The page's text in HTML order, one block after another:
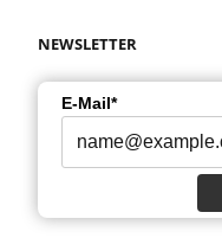
NEWSLETTER
E-Mail*